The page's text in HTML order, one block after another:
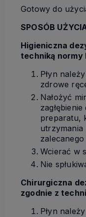
Gotowy do
SPOSÓB
Higieniczna
techniką normy
Płyn
zdrowe
Nałożyć
preparatu,
utrzymania
Wcierać w
Nie
Chirurgiczna
zgodnie z
Płyn